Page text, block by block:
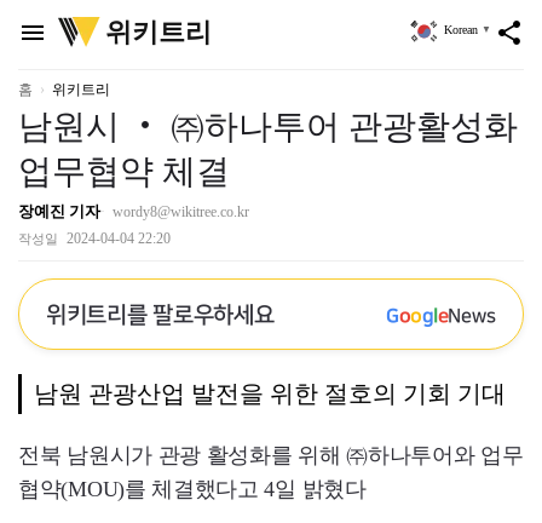
menu
위
키
리
위키트리 share
Korean ▼
홈 위키트리
남원시 ‧ ㈜하나투어 관광활성화
업무협약 체결
장예진 기자 wordy8@wikitree.co.kr
작성일 2024-04-04 22:20
위키트리를 팔로우하세요 GoogleNews
남원 관광산업 발전을 위한 절호의 기회 기대
전북 남원시가 관광 활성화를 위해 ㈜하나투어와 업무
협약(MOU)를 체결했다고 4일 밝혔다